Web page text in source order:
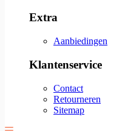
Extra
Aanbiedingen
Klantenservice
Contact
Retourneren
Sitemap